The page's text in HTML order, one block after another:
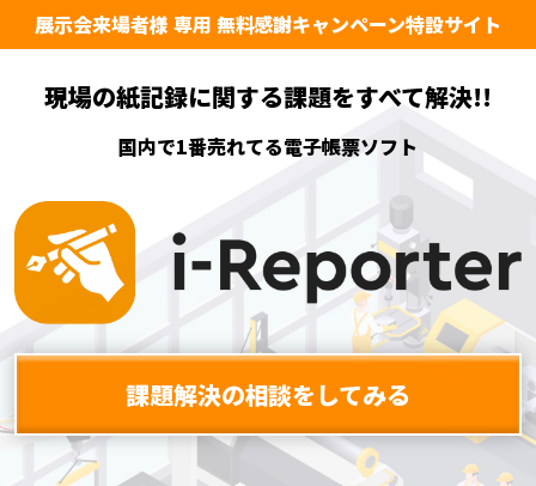
展示会来場者様 専用 無料感謝キャンペーン特設サイト
現場の紙記録に関する課題をすべて解決!!
国内で1番売れてる電子帳票ソフト
課題解決の相談をしてみる